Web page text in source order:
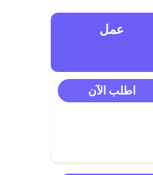
عمل
اطلب الآن